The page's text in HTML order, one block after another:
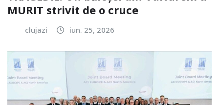
MURIT strivit de o cruce
clujazi iun. 25, 2026